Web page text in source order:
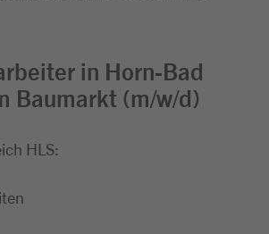
in Horn-Bad
Baumarkt (m/w/d)
HLS: